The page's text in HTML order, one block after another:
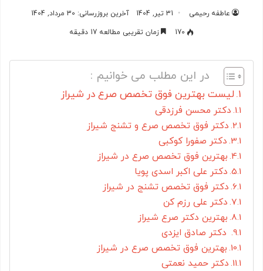
عاطفه رحیمی 31 تیر, 1404
آخرین بروزرسانی: 30 مرداد, 1404
170
زمان تقریبی مطالعه 17 دقیقه
در این مطلب می خوانیم :
لیست بهترین فوق تخصص صرع در شیراز
دکتر محسن فرزدقی
دکتر فوق تخصص صرع و تشنج شیراز
دکتر صفورا کوکبی
بهترین فوق تخصص صرع در شیراز
دکتر علی اکبر اسدی پویا
دکتر فوق تخصص تشنج در شیراز
دکتر علی رزم کن
بهترین دکتر صرع شیراز
دکتر صادق ایزدی
بهترین فوق تخصص صرع در شیراز
دکتر حمید نعمتی